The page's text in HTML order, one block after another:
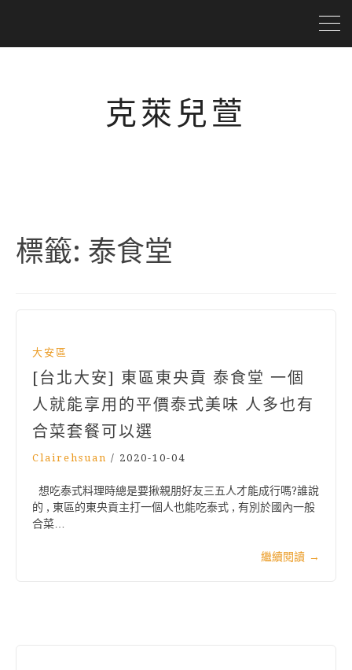
克萊兒萱
標籤: 泰食堂
大安區
[台北大安] 東區東央貢 泰食堂 一個
人就能享用的平價泰式美味 人多也有
合菜套餐可以選
Clairehsuan / 2020-10-04
想吃泰式料理時總是要揪親朋好友三五人才能成行嗎?誰說
的 , 東區的東央貢主打一個人也能吃泰式 , 有別於國內一般
合菜…
繼續閱讀 →